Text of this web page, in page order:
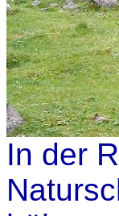
In der